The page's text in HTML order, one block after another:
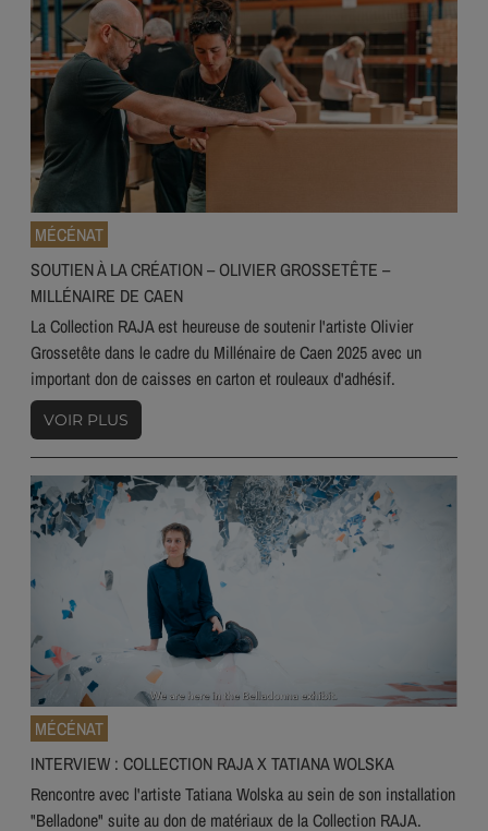
MÉCÉNAT
SOUTIEN À LA CRÉATION – OLIVIER GROSSETÊTE –
MILLÉNAIRE DE CAEN
La Collection RAJA est heureuse de soutenir l'artiste Olivier
Grossetête dans le cadre du Millénaire de Caen 2025 avec un
important don de caisses en carton et rouleaux d'adhésif.
VOIR PLUS
MÉCÉNAT
INTERVIEW : COLLECTION RAJA X TATIANA WOLSKA
Rencontre avec l'artiste Tatiana Wolska au sein de son installation
"Belladone" suite au don de matériaux de la Collection RAJA.